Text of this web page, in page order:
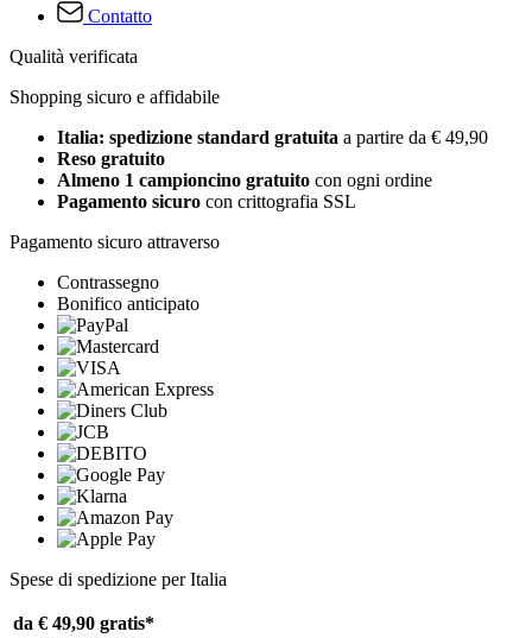
Contatto
Qualità verificata
Shopping sicuro e affidabile
Italia: spedizione standard gratuita a partire da € 49,90
Reso gratuito
Almeno 1 campioncino gratuito con ogni ordine
Pagamento sicuro con crittografia SSL
Pagamento sicuro attraverso
Contrassegno
Bonifico anticipato
Spese di spedizione per Italia
da € 49,90 gratis*